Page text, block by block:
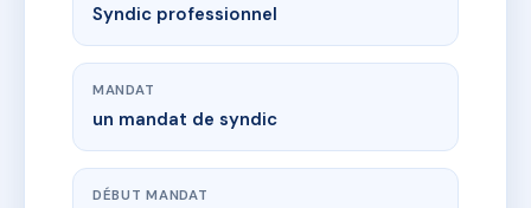
Syndic professionnel
MANDAT
un mandat de syndic
DÉBUT MANDAT